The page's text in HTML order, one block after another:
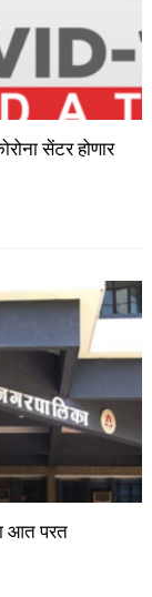
सेंटर होणार
आत परत